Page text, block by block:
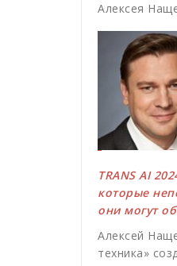
Алексея
TRANS AI
которые
они могут
Алексей
техника»